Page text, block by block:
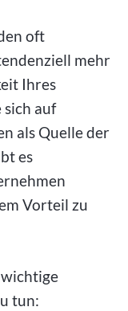
oft
mehr
Ihres
sich auf
als Quelle der
es
Vorteil zu
tun: